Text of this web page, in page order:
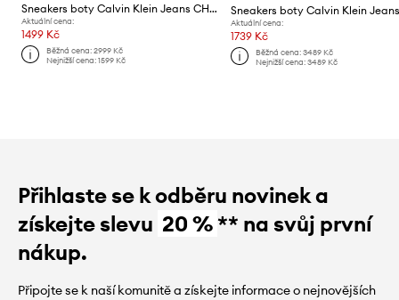
Sneakers boty Calvin Klein Jeans CHUNKY CUPSOLE LOW MIX IN
Aktuální cena:
1499 Kč
Běžná cena:2999 Kč
Nejnižší cena:1599 Kč
Aktuální cena:
1739 Kč
Běžná cena: 3489 Kč
Nejnižší cena: 3489 Kč
Přihlaste se k odběru novinek a
získejte slevu 20 %** na svůj první
nákup.
Připojte se k naší komunitě a získejte informace o nejnovějších